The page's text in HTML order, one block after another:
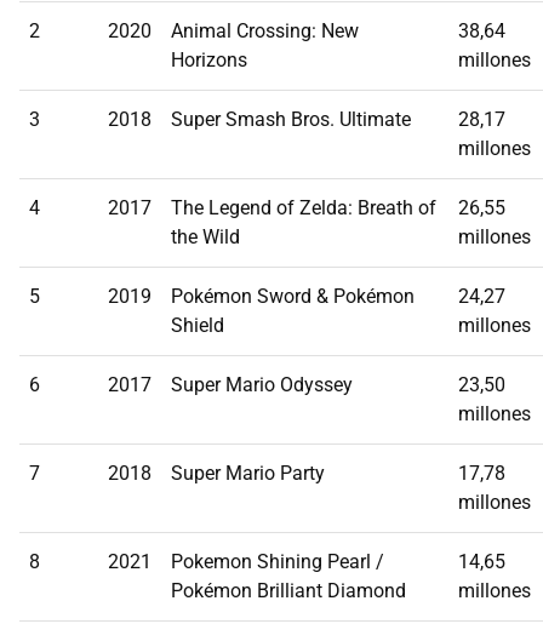
2 2020
Animal Crossing: New
Horizons
38,64
millones
3 2018 Super Smash Bros. Ultimate
28,17
millones
4 2017
The Legend of Zelda: Breath of
the Wild
26,55
millones
5 2019
Pokémon Sword & Pokémon
Shield
24,27
millones
6 2017 Super Mario Odyssey
23,50
millones
7 2018 Super Mario Party
17,78
millones
8 2021
Pokemon Shining Pearl /
Pokémon Brilliant Diamond
14,65
millones